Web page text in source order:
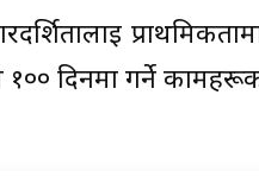
दिनमा गर्ने